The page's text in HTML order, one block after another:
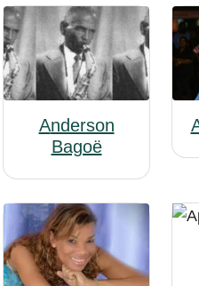
Anderson
Bagoë